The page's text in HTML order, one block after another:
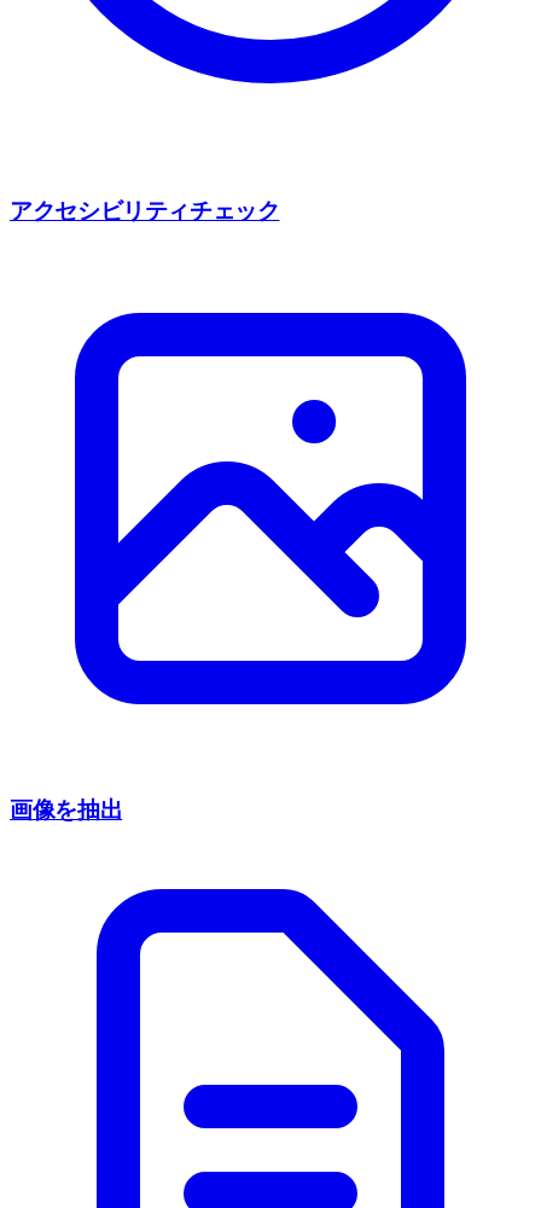
アクセシビリティチェック
画像を抽出